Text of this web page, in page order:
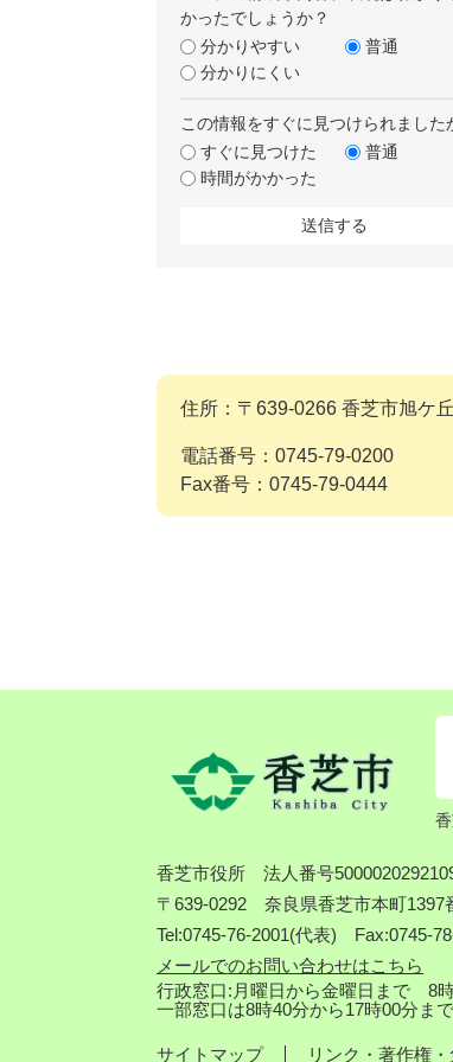
かったでしょうか？
分かりやすい
普通
分かりにくい
この情報をすぐに見つけられました
すぐに見つけた
普通
時間がかかった
住所：〒639-0266 香芝市旭ケ
電話番号：0745-79-0200
Fax番号：0745-79-0444
香芝市役所
法人番号
〒639-0292 奈良県香芝市本町1397
Tel:0745-76-2001(代表) Fax:0745-
メールでのお問い合わせはこちら
行政窓口:月曜日から金曜日まで 8
一部窓口は8時40分から17時00分まで
サイトマップ リンク・著作権